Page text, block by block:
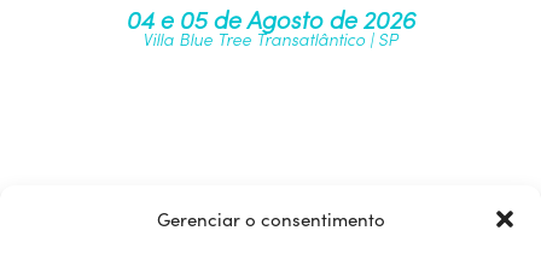
Gerenciar o consentimento
04 e 05 de Agosto de 2026
Villa Blue Tree Transatlântico | SP
Junte-se à nossa comunidade